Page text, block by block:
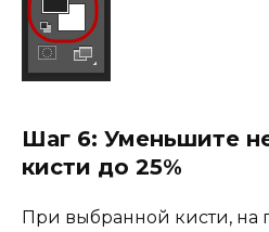
Шаг 6: Уменьшите
кисти до 25%
При выбранной кисти, на